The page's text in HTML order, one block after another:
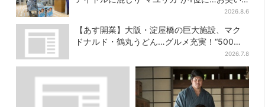
2026.8.6
【あす開業】大阪・淀屋橋の巨大施設、マク
ドナルド・鶴丸うどん…グルメ充実！“500円
2026.7.8